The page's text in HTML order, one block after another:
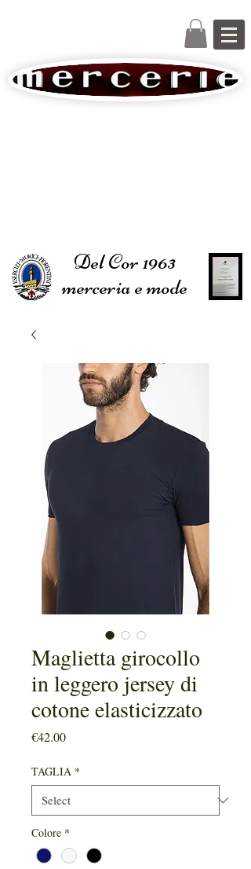
Del Cor 1963
merceria e mode
Maglietta girocollo
in leggero jersey di
cotone elasticizzato
€42.00Price
TAGLIA *
Colore *